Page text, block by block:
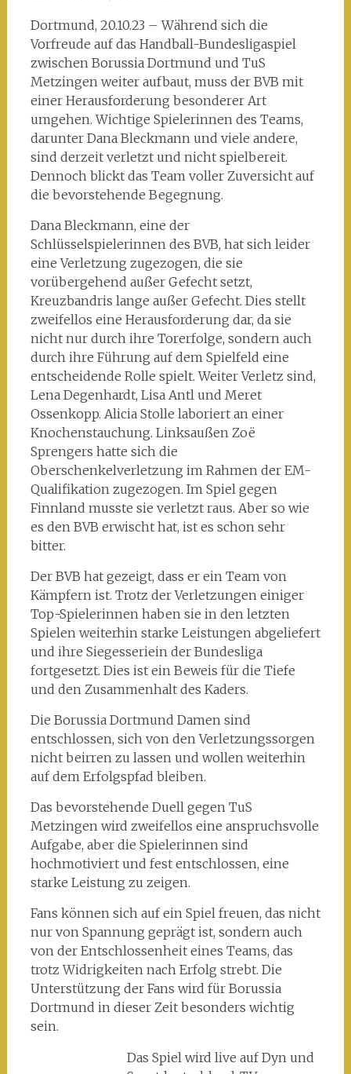
Dortmund, 20.10.23 – Während sich die
Vorfreude auf das Handball-Bundesligaspiel
zwischen Borussia Dortmund und TuS
Metzingen weiter aufbaut, muss der BVB mit
einer Herausforderung besonderer Art
umgehen. Wichtige Spielerinnen des Teams,
darunter Dana Bleckmann und viele andere,
sind derzeit verletzt und nicht spielbereit.
Dennoch blickt das Team voller Zuversicht auf
die bevorstehende Begegnung.
Dana Bleckmann, eine der
Schlüsselspielerinnen des BVB, hat sich leider
eine Verletzung zugezogen, die sie
vorübergehend außer Gefecht setzt,
Kreuzbandris lange außer Gefecht. Dies stellt
zweifellos eine Herausforderung dar, da sie
nicht nur durch ihre Torerfolge, sondern auch
durch ihre Führung auf dem Spielfeld eine
entscheidende Rolle spielt. Weiter Verletz sind,
Lena Degenhardt, Lisa Antl und Meret
Ossenkopp. Alicia Stolle laboriert an einer
Knochenstauchung. Linksaußen Zoë
Sprengers hatte sich die
Oberschenkelverletzung im Rahmen der EM-
Qualifikation zugezogen. Im Spiel gegen
Finnland musste sie verletzt raus. Aber so wie
es den BVB erwischt hat, ist es schon sehr
bitter.
Der BVB hat gezeigt, dass er ein Team von
Kämpfern ist. Trotz der Verletzungen einiger
Top-Spielerinnen haben sie in den letzten
Spielen weiterhin starke Leistungen abgeliefert
und ihre Siegesseriein der Bundesliga
fortgesetzt. Dies ist ein Beweis für die Tiefe
und den Zusammenhalt des Kaders.
Die Borussia Dortmund Damen sind
entschlossen, sich von den Verletzungssorgen
nicht beirren zu lassen und wollen weiterhin
auf dem Erfolgspfad bleiben.
Das bevorstehende Duell gegen TuS
Metzingen wird zweifellos eine anspruchsvolle
Aufgabe, aber die Spielerinnen sind
hochmotiviert und fest entschlossen, eine
starke Leistung zu zeigen.
Fans können sich auf ein Spiel freuen, das nicht
nur von Spannung geprägt ist, sondern auch
von der Entschlossenheit eines Teams, das
trotz Widrigkeiten nach Erfolg strebt. Die
Unterstützung der Fans wird für Borussia
Dortmund in dieser Zeit besonders wichtig
sein.
Das Spiel wird live auf Dyn und